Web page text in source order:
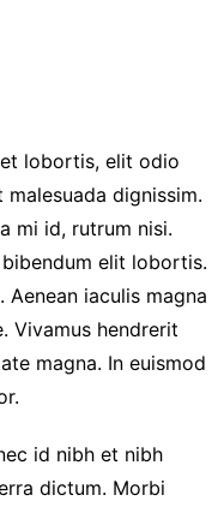
lobortis, elit odio
dignissim.
mi id, rutrum nisi.
elit lobortis.
iaculis magna
Vivamus hendrerit
magna. In euismod
id nibh et nibh
dictum. Morbi